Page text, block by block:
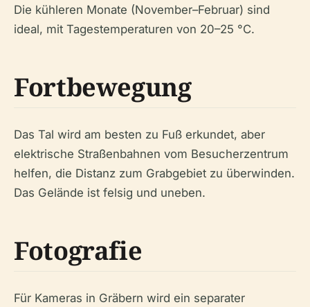
Die kühleren Monate (November–Februar) sind
ideal, mit Tagestemperaturen von 20–25 °C.
Fortbewegung
Das Tal wird am besten zu Fuß erkundet, aber
elektrische Straßenbahnen vom Besucherzentrum
helfen, die Distanz zum Grabgebiet zu überwinden.
Das Gelände ist felsig und uneben.
Fotografie
Für Kameras in Gräbern wird ein separater